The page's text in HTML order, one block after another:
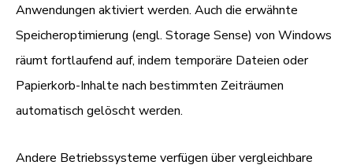
Anwendungen aktiviert werden. Auch die erwähnte
Speicheroptimierung (engl. Storage Sense) von Windows
räumt fortlaufend auf, indem temporäre Dateien oder
Papierkorb-Inhalte nach bestimmten Zeiträumen
automatisch gelöscht werden.
Andere Betriebssysteme verfügen über vergleichbare